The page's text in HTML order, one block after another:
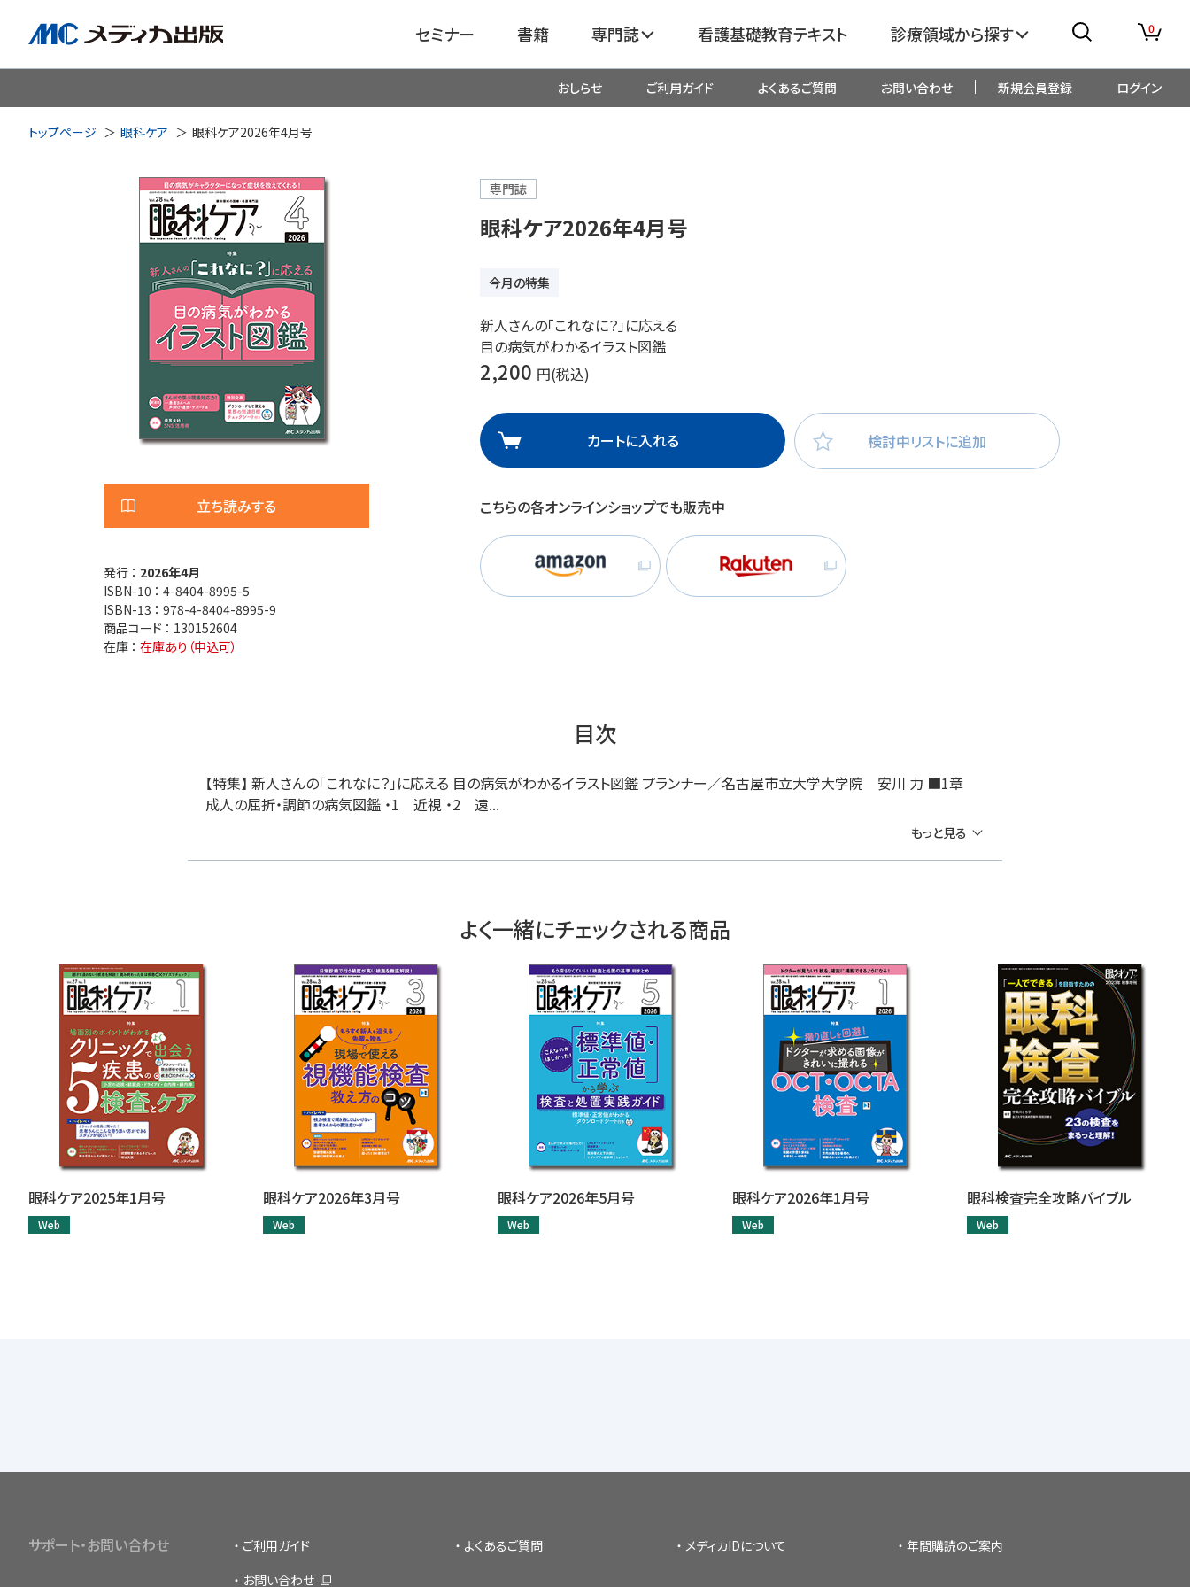
セミナー 書籍 専門誌
看護
医学
栄養
看護基礎教育テキスト 診療領域から探す
脳神経
透析・腎臓・血液浄化 がん
耳鼻咽喉科 産科・婦人科・周産期・助産
手術室・麻酔
感染管理・感染症
医療安全 在宅医療・看護 高齢者看護
退院調整・地域医療連携 高齢者介護
0
おしらせ ご利用ガイド よくあるご質問 お問い合わせ 新規会員登録 ログイン
トップページ 眼科ケア 眼科ケア2026年4月号
立ち読みする
発行 ： 2026年4月
ISBN-10 ： 4-8404-8995-5
ISBN-13 ： 978-4-8404-8995-9
商品コード ： 130152604
在庫 ： 在庫あり（申込可）
専門誌
眼科ケア2026年4月号
今月の特集
新人さんの「これなに？」に応える
目の病気がわかるイラスト図鑑
2,200 円(税込)
カートに入れる 検討中リストに追加
こちらの各オンラインショップでも販売中
目次
【特集】 新人さんの「これなに？」に応える 目の病気がわかるイラスト図鑑 プランナー／名古屋市立大学大学院 安川 力 ■1章
成人の屈折・調節の病気図鑑 ・1 近視 ・2 遠...
もっと見る
よく一緒にチェックされる商品
眼科ケア2025年1月号
Web
眼科ケア2026年3月号
Web
眼科ケア2026年5月号
Web
眼科ケア2026年1月号
Web
眼科検査完全攻略バイブル
Web
サポート・お問い合わせ ご利用ガイド よくあるご質問 メディカIDについて
年間購読のご案内
お問い合わせ